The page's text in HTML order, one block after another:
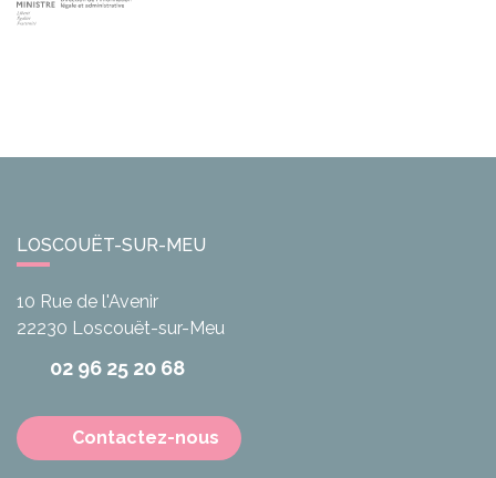
LOSCOUËT-SUR-MEU
10 Rue de l'Avenir
22230 Loscouët-sur-Meu
02 96 25 20 68
Contactez-nous